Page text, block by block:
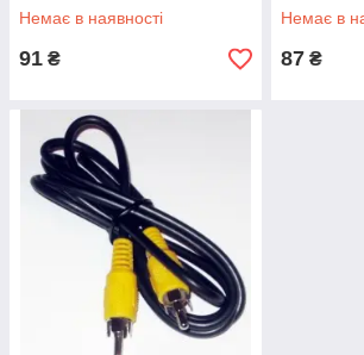
Немає в наявності
91 ₴
Немає в
87 ₴